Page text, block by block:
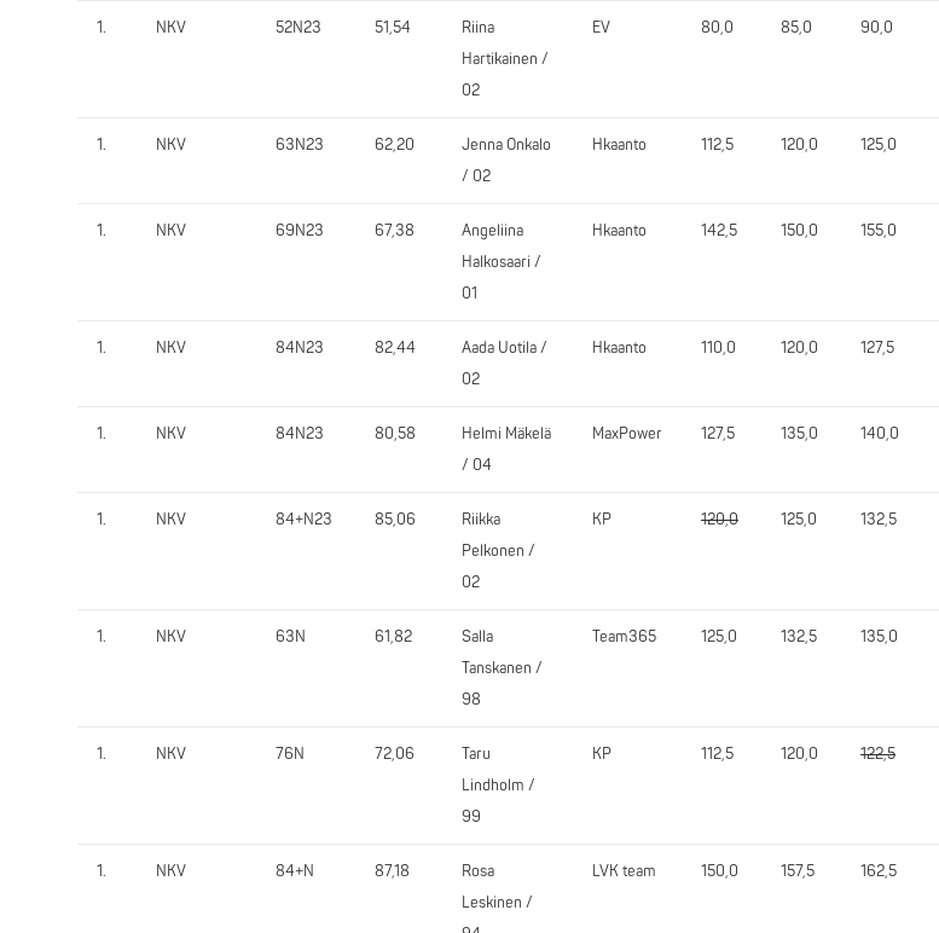
1. NKV 52N23 51,54
Riina
Hartikainen /
02
EV 80,0 85,0 90,0
1. NKV 63N23 62,20
Jenna Onkalo
/ 02
Hkaanto 112,5 120,0 125,0
1. NKV 69N23 67,38
Angeliina
Halkosaari /
01
Hkaanto 142,5 150,0 155,0
1. NKV 84N23 82,44
Aada Uotila /
02
Hkaanto 110,0 120,0 127,5
1. NKV 84N23 80,58
Helmi Mäkelä
/ 04
MaxPower 127,5 135,0 140,0
1. NKV 84+N23 85,06
Riikka
Pelkonen /
02
KP 120,0 125,0 132,5
1. NKV 63N 61,82
Salla
Tanskanen /
98
Team365 125,0 132,5 135,0
1. NKV 76N 72,06
Taru
Lindholm /
99
KP 112,5 120,0 122,5
1. NKV 84+N 87,18
Rosa
Leskinen /
LVK team 150,0 157,5 162,5